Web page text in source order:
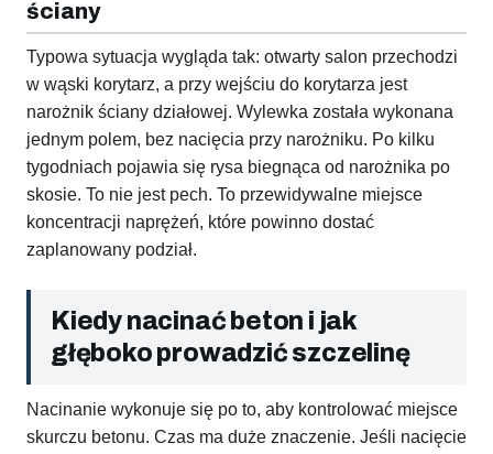
ściany
Typowa sytuacja wygląda tak: otwarty salon przechodzi
w wąski korytarz, a przy wejściu do korytarza jest
narożnik ściany działowej. Wylewka została wykonana
jednym polem, bez nacięcia przy narożniku. Po kilku
tygodniach pojawia się rysa biegnąca od narożnika po
skosie. To nie jest pech. To przewidywalne miejsce
koncentracji naprężeń, które powinno dostać
zaplanowany podział.
Kiedy nacinać beton i jak
głęboko prowadzić szczelinę
Nacinanie wykonuje się po to, aby kontrolować miejsce
skurczu betonu. Czas ma duże znaczenie. Jeśli nacięcie